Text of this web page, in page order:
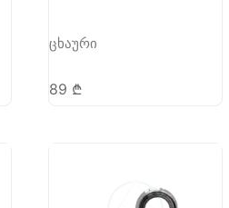
ცხაური
89 ₾